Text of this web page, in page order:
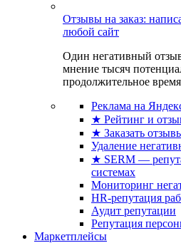
Отзывы на заказ:
любой сайт
Один негативный
мнение тысяч
продолжительное
Реклама на
★ Рейтинг и
★ Заказать
Удаление
★ SERM —
системах
Мониторинг
HR-репутация
Аудит репутации
Репутация
Маркетплейсы